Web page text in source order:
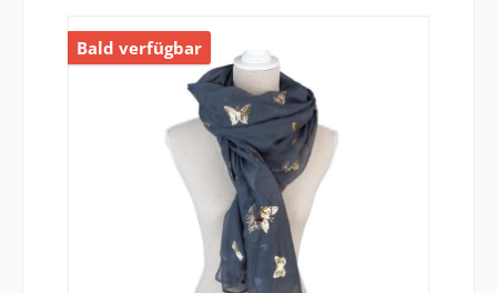
Bald verfügbar